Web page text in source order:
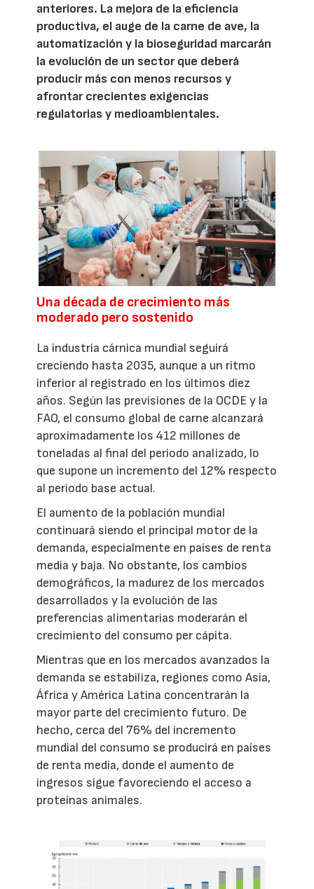
anteriores. La mejora de la eficiencia
productiva, el auge de la carne de ave, la
automatización y la bioseguridad marcarán
la evolución de un sector que deberá
producir más con menos recursos y
afrontar crecientes exigencias
regulatorias y medioambientales.
Una década de crecimiento más
moderado pero sostenido
La industria cárnica mundial seguirá
creciendo hasta 2035, aunque a un ritmo
inferior al registrado en los últimos diez
años. Según las previsiones de la OCDE y la
FAO, el consumo global de carne alcanzará
aproximadamente los 412 millones de
toneladas al final del periodo analizado, lo
que supone un incremento del 12% respecto
al periodo base actual.
El aumento de la población mundial
continuará siendo el principal motor de la
demanda, especialmente en países de renta
media y baja. No obstante, los cambios
demográficos, la madurez de los mercados
desarrollados y la evolución de las
preferencias alimentarias moderarán el
crecimiento del consumo per cápita.
Mientras que en los mercados avanzados la
demanda se estabiliza, regiones como Asia,
África y América Latina concentrarán la
mayor parte del crecimiento futuro. De
hecho, cerca del 76% del incremento
mundial del consumo se producirá en países
de renta media, donde el aumento de
ingresos sigue favoreciendo el acceso a
proteínas animales.